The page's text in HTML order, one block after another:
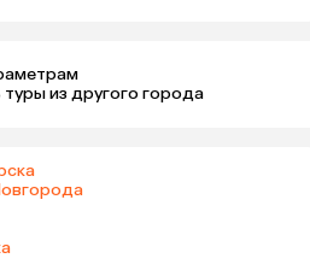
из другого города